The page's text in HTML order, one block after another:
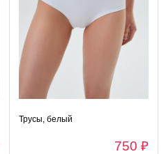
Трусы, белый
750 ₽